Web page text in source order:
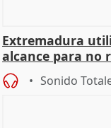
Extremadura
alcance para no
Sonido